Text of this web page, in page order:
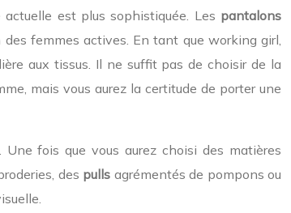
est plus sophistiquée. Les pantalons
femmes actives. En tant que working girl,
aux tissus. Il ne suffit pas de choisir de la
mais vous aurez la certitude de porter une
fois que vous aurez choisi des matières
des pulls agrémentés de pompons ou